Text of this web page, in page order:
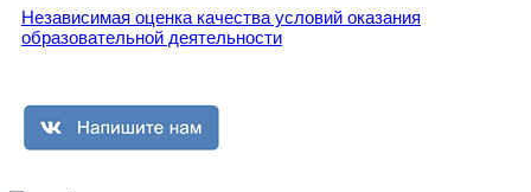
Независимая оценка качества условий оказания
образовательной деятельности